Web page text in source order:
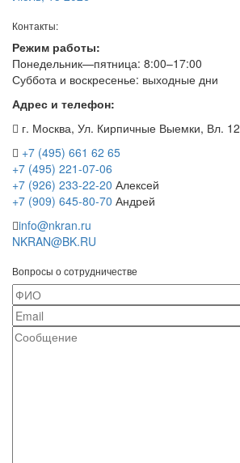
Контакты:
Режим работы:
Понедельник—пятница: 8:00–17:00
Суббота и воскресенье: выходные дни
Адрес и телефон:
г. Москва, Ул. Кирпичные Выемки, Вл. 12
+7 (495) 661 62 65
+7 (495) 221-07-06
+7 (926) 233-22-20 Алексей
+7 (909) 645-80-70 Андрей
info@nkran.ru
NKRAN@BK.RU
Вопросы о сотрудничестве